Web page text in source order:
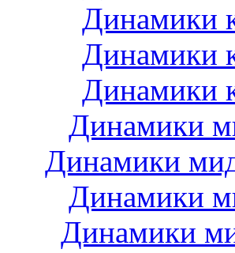
Динамики
Динамики
Динамики
Динамики
Динамики
Динамики
Динамики